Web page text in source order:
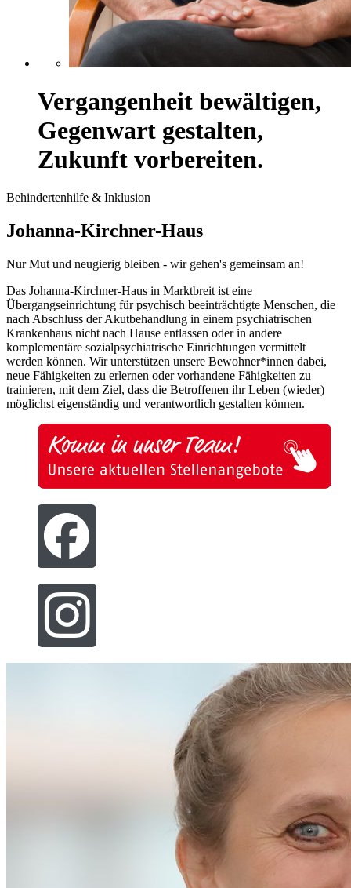
Vergangenheit bewältigen,
Gegenwart gestalten,
Zukunft vorbereiten.
Behindertenhilfe & Inklusion
Johanna-Kirchner-Haus
Nur Mut und neugierig bleiben - wir gehen's gemeinsam an!
Das Johanna-Kirchner-Haus in Marktbreit ist eine
Übergangseinrichtung für psychisch beeinträchtigte Menschen, die
nach Abschluss der Akutbehandlung in einem psychiatrischen
Krankenhaus nicht nach Hause entlassen oder in andere
komplementäre sozialpsychiatrische Einrichtungen vermittelt
werden können. Wir unterstützen unsere Bewohner*innen dabei,
neue Fähigkeiten zu erlernen oder vorhandene Fähigkeiten zu
trainieren, mit dem Ziel, dass die Betroffenen ihr Leben (wieder)
möglichst eigenständig und verantwortlich gestalten können.